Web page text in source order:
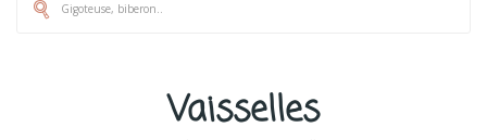
Vaisselles